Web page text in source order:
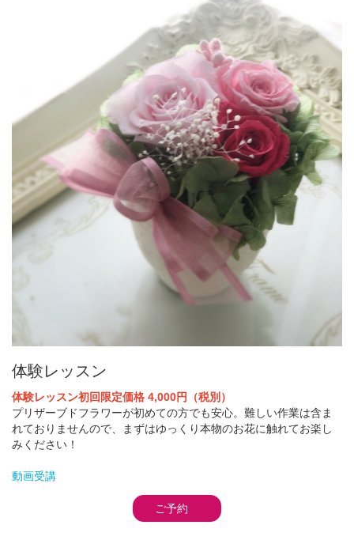
体験レッスン
体験レッスン初回限定価格 4,000円（税別）
プリザーブドフラワーが初めての方でも安心。難しい作業は含ま
れておりませんので、まずはゆっくり本物のお花に触れてお楽し
みください！
動画受講
ご予約